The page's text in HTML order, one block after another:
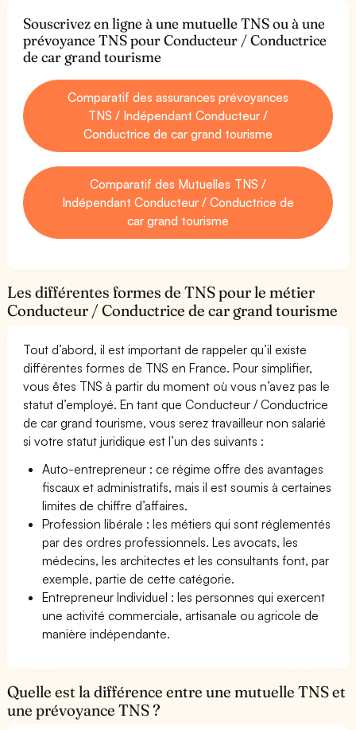
Souscrivez en ligne à une mutuelle TNS ou à une
prévoyance TNS pour Conducteur / Conductrice
de car grand tourisme
Comparatif des assurances prévoyances
TNS / Indépendant Conducteur /
Conductrice de car grand tourisme
Comparatif des Mutuelles TNS /
Indépendant Conducteur / Conductrice de
car grand tourisme
Les différentes formes de TNS pour le métier
Conducteur / Conductrice de car grand tourisme
Tout d’abord, il est important de rappeler qu’il existe
différentes formes de TNS en France. Pour simplifier,
vous êtes TNS à partir du moment où vous n’avez pas le
statut d’employé. En tant que Conducteur / Conductrice
de car grand tourisme, vous serez travailleur non salarié
si votre statut juridique est l’un des suivants :
Auto-entrepreneur : ce régime offre des avantages
fiscaux et administratifs, mais il est soumis à certaines
limites de chiffre d’affaires.
Profession libérale : les métiers qui sont réglementés
par des ordres professionnels. Les avocats, les
médecins, les architectes et les consultants font, par
exemple, partie de cette catégorie.
Entrepreneur Individuel : les personnes qui exercent
une activité commerciale, artisanale ou agricole de
manière indépendante.
Quelle est la différence entre une mutuelle TNS et
une prévoyance TNS ?